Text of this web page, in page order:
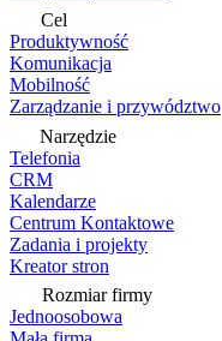
Cel
Produktywność
Komunikacja
Mobilność
Zarządzanie i przywództwo
Narzędzie
Telefonia
CRM
Kalendarze
Centrum Kontaktowe
Zadania i projekty
Kreator stron
Rozmiar firmy
Jednoosobowa